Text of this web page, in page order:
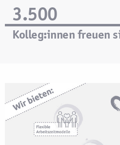
3.500
Kolleg:innen freuen